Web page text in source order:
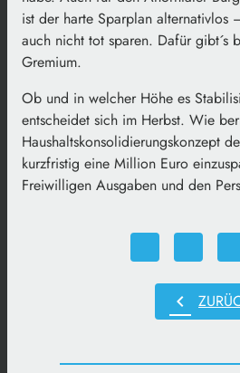
ist der harte Sparplan alternativlos
auch nicht tot sparen. Dafür gibt´s
Gremium.
Ob und in welcher Höhe es
entscheidet sich im Herbst. Wie
Haushaltskonsolidierungskonzept
kurzfristig eine Million Euro
Freiwilligen Ausgaben und den
chevron_left